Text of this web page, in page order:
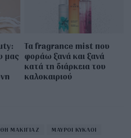
μας
Τα fragrance mist που
φοράω ξανά και ξανά
κατά τη διάρκεια του
καλοκαιριού
ΜΑΚΙΓΙΑΖ ΜΑΥΡΟΙ ΚΥΚΛΟΙ